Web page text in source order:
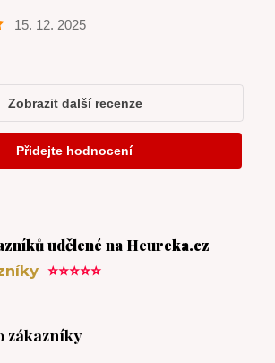
udělené na Heureka.cz
⭐⭐⭐⭐⭐
zákazníky